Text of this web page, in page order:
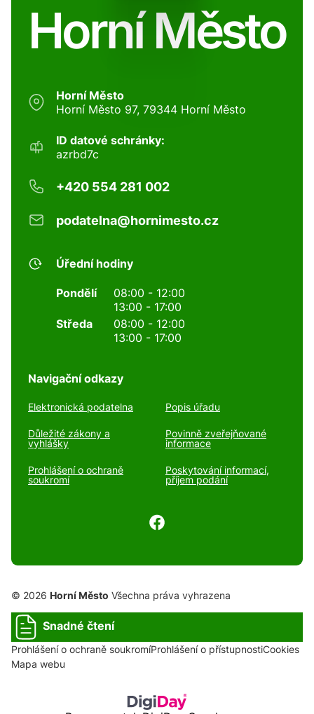
Horní Město
Horní Město
Horní Město 97, 79344 Horní Město
ID datové schránky:
azrbd7c
+420 554 281 002
podatelna@hornimesto.cz
Úřední hodiny
Pondělí
08:00 - 12:00
13:00 - 17:00
Středa
08:00 - 12:00
13:00 - 17:00
Navigační odkazy
Elektronická podatelna Popis úřadu
Důležité zákony a
vyhlášky
Povinně zveřejňované
informace
Prohlášení o ochraně
soukromí
Poskytování informací,
příjem podání
© 2026 Horní Město Všechna práva vyhrazena
Snadné čtení
Prohlášení o ochraně soukromíProhlášení o přístupnostiCookies
Mapa webu